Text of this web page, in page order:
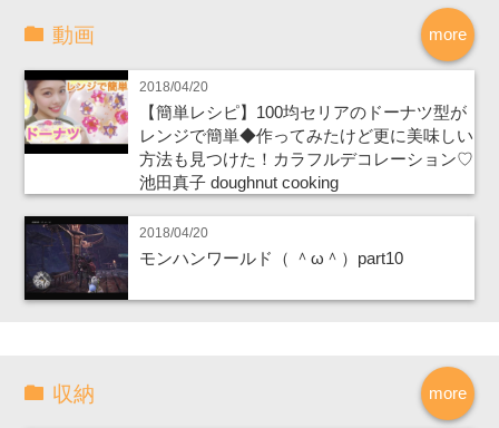
more
動画
2018/04/20
【簡単レシピ】100均セリアのドーナツ型が
レンジで簡単◆作ってみたけど更に美味しい
方法も見つけた！カラフルデコレーション♡
池田真子 doughnut cooking
2018/04/20
モンハンワールド（ ＾ω＾）part10
more
収納